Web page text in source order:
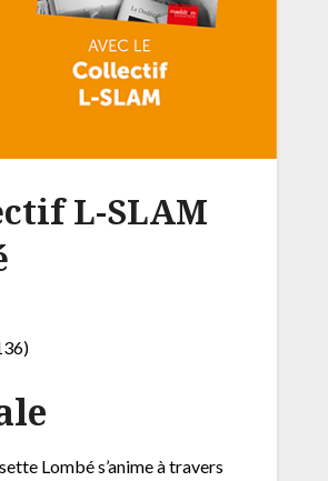
L-SLAM
Lombé s’anime à travers